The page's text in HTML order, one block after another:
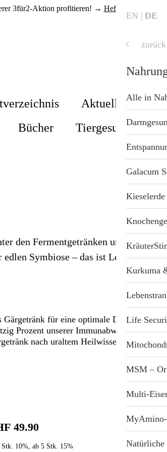
3für2-Aktion profitieren! → Hefte finden
Aktuell
Shop
Bücher Tiergesundheit
den Fermentgetränken und
Symbiose – das ist Leben pur
Gärgetränk für eine optimale Darmflora –
Prozent unserer Immunabwehr davon
nach uraltem Heilwissen!
49.90
Stk. 10%, ab 5 Stk. 15%
EN DE
ZeitenSchrift Startseite
Stichwortverzeichnis
Alle Produkte
Hefte & Abos
Nahrungsergänzung
Gesundheit & Wellness
Geschenkideen
Immunsystemstärkung
St. Helia-Produkte
Spezial-Angebote
Fundgrube
Alle in
Galacum
Kurkuma
Life
MSM –
Multi-
Natürliche